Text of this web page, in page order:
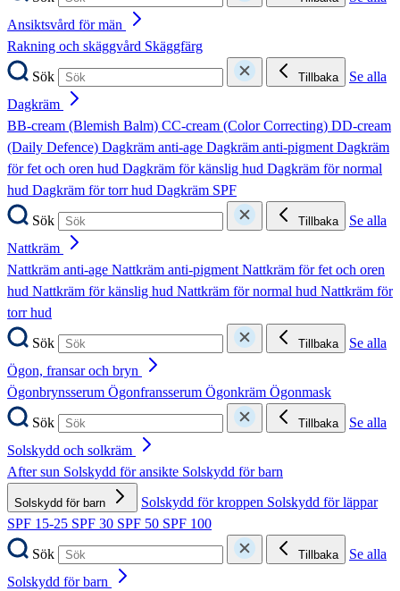
Ansiktsvård för män
Rakning och skäggvård Skäggfärg
Sök
Tillbaka
Se alla
Dagkräm
BB-cream (Blemish Balm) CC-cream (Color Correcting) DD-cream
(Daily Defence) Dagkräm anti-age Dagkräm anti-pigmentDagkräm
för fet och oren hud Dagkräm för känslig hud Dagkräm för normal
hud Dagkräm för torr hud Dagkräm SPF
Sök
Tillbaka
Se alla
Nattkräm
Nattkräm anti-age Nattkräm anti-pigmentNattkräm för fet och oren
hud Nattkräm för känslig hud Nattkräm för normal hud Nattkräm för
torr hud
Sök
Tillbaka
Se alla
Ögon, fransar och bryn
Ögonbrynsserum Ögonfransserum Ögonkräm Ögonmask
Sök
Tillbaka
Se alla
Solskydd och solkräm
After sun Solskydd för ansikte Solskydd för barn
Solskydd för barn Solskydd för kroppen Solskydd för läppar
SPF 15-25 SPF 30 SPF 50 SPF 100
Sök
Tillbaka
Se alla
Solskydd för barn